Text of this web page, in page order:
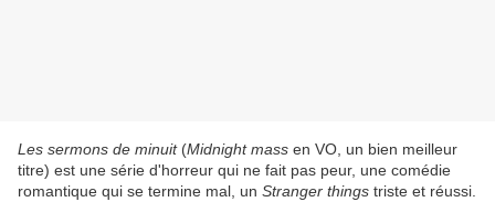
Les sermons de minuit(Midnight mass en VO, un bien meilleur
titre) est une série d'horreur qui ne fait pas peur, une comédie
romantique qui se termine mal, un Stranger things triste et réussi.